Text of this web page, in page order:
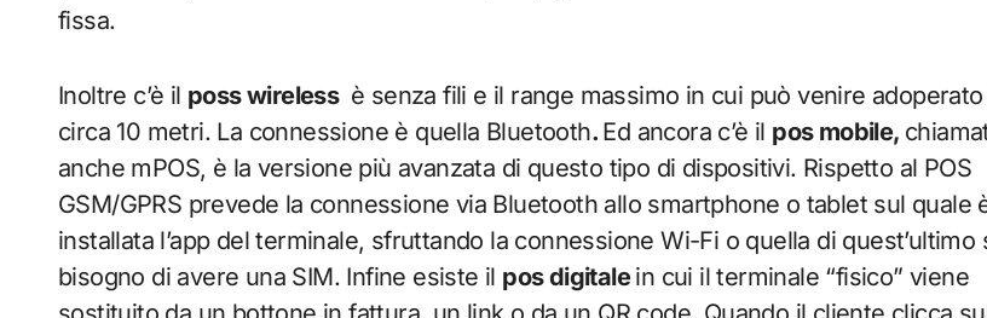
fissa.
Inoltre c’è il poss wireless è senza fili e il range massimo in cui può venire
circa 10 metri. La connessione è quella Bluetooth. Ed ancora c’è il pos mobile,
anche mPOS, è la versione più avanzata di questo tipo di dispositivi. Rispetto al POS
GSM/GPRS prevede la connessione via Bluetooth allo smartphone o tablet sul quale
installata l’app del terminale, sfruttando la connessione Wi-Fi o quella di quest’ultimo
bisogno di avere una SIM. Infine esiste il pos digitalein cui il terminale “fisico” viene